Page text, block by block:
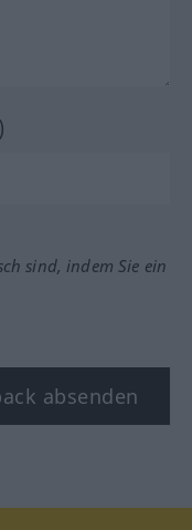
sind, indem Sie ein
absenden